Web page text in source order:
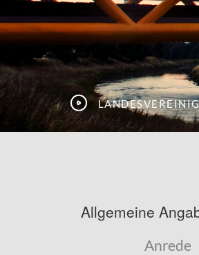
Allgemeine
Anrede